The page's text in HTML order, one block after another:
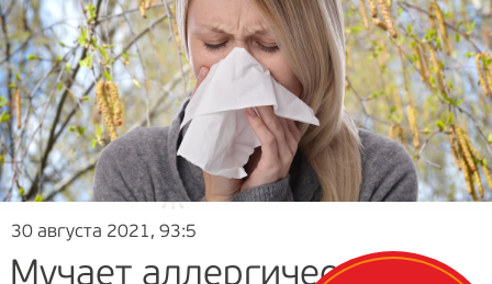
30 августа 2021, 93:5
Мучает аллергический